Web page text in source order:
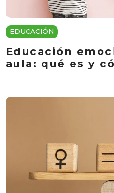
EDUCACIÓN
Educación
aula: qué es y